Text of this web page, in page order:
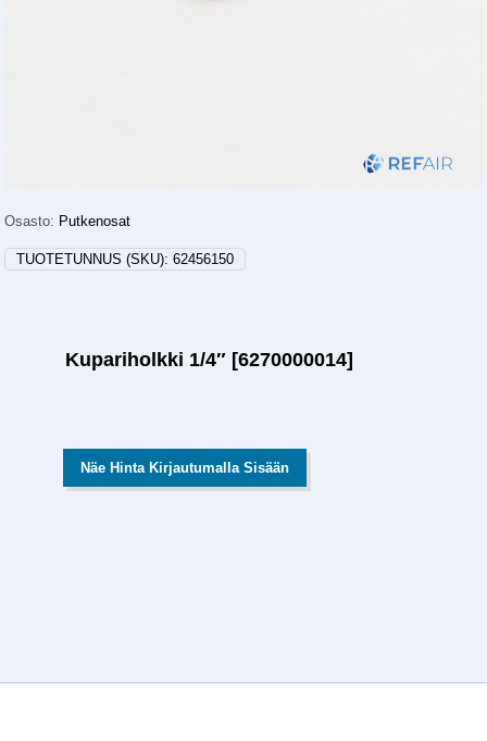
Osasto: Putkenosat
TUOTETUNNUS (SKU):62456150
Kupariholkki 1/4″ [6270000014]
Näe Hinta Kirjautumalla Sisään